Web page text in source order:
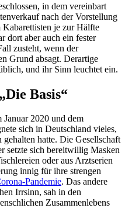
in dem vereinbart
nach der Vorstellung
Kabarettisten je zur Hälfte
dort aber auch ein fester
zusteht, wenn der
Grund absagt. Derartige
und ihr Sinn leuchtet ein.
Basis“
Januar 2020 und dem
sich in Deutschland vieles,
hatte. Die Gesellschaft
setzte sich bereitwillig Masken
oder aus Arztserien
innig für ihre strengen
Pandemie. Das andere
Irrsinn, sah in den
Zusammenlebens